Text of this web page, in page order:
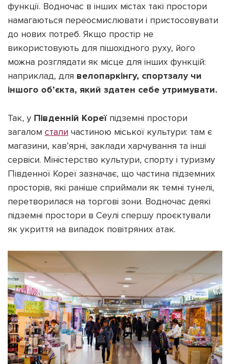
функції. Водночас в інших містах такі простори
намагаються переосмислювати і пристосовувати
до нових потреб. Якщо простір не
використовують для пішохідного руху, його
можна розглядати як місце для інших функцій:
наприклад, для велопаркінгу, спортзалу чи
іншого об’єкта, який здатен себе утримувати.
Так, у Південній Кореїпідземні простори
загалом стали частиною міської культури: там є
магазини, кав’ярні, заклади харчування та інші
сервіси. Міністерство культури, спорту і туризму
Південної Кореї зазначає, що частина підземних
просторів, які раніше сприймали як темні тунелі,
перетворилася на торгові зони. Водночас деякі
підземні простори в Сеулі спершу проєктували
як укриття на випадок повітряних атак.